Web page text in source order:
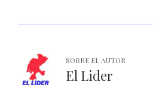
SOBRE EL AUTOR
El Lider